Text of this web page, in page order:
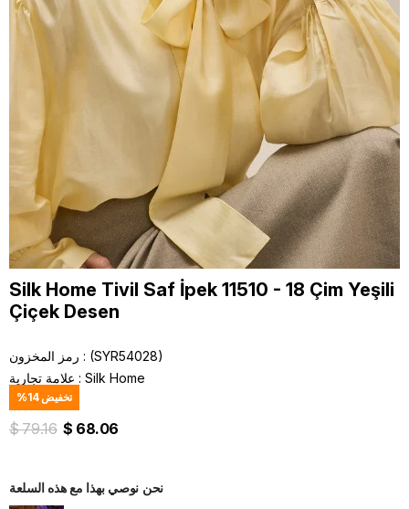
Silk Home Tivil Saf İpek 11510 - 18 Çim Yeşili
Çiçek Desen
رمز المخزون
(SYR54028)
علامة تجارية : Silk Home
%14تخفيض
$ 79.16 $ 68.06
نحن نوصي بهذا مع هذه السلعة